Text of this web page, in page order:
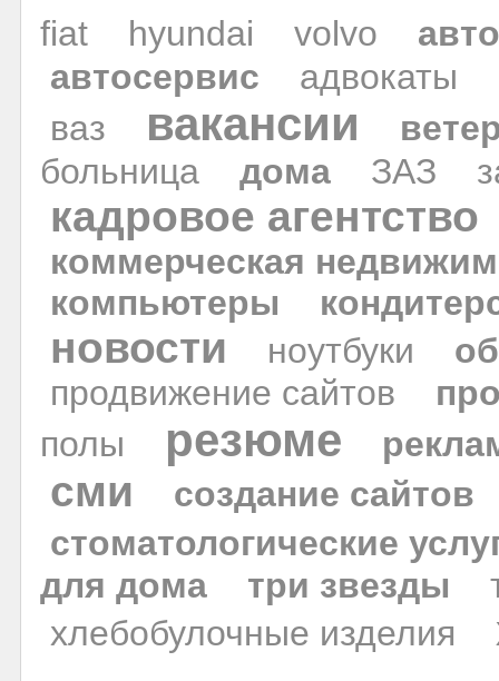
fiat hyundai volvo
автосервис
адвокаты
ваз
вакансии
больница
дома ЗАЗ
кадровое агентство
коммерческая
компьютеры
новости ноутбуки
продвижение сайтов
полы
резюме
сми
создание сайтов
стоматологические
для дома
три звезды
хлебобулочные изделия